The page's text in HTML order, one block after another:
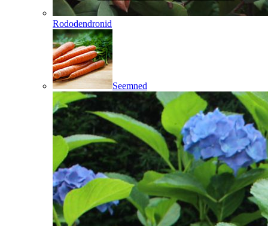
Rododendronid
Seemned